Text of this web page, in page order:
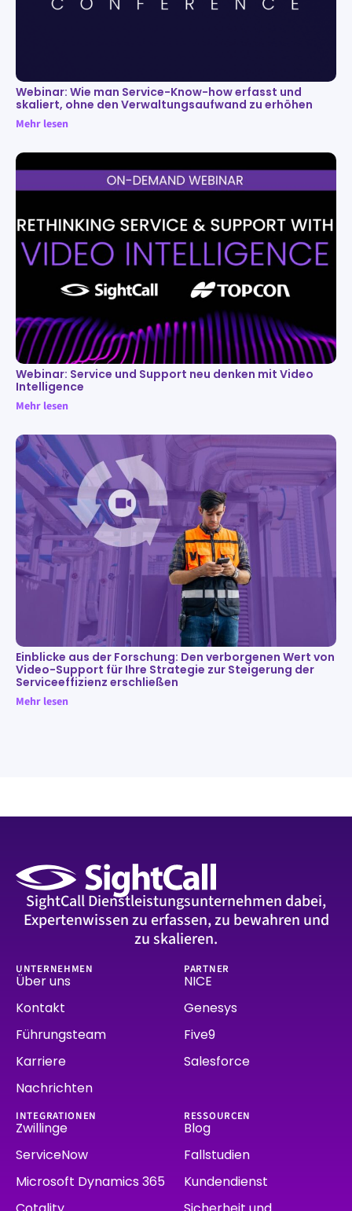
Webinar: Wie man Service-Know-how erfasst und
skaliert, ohne den Verwaltungsaufwand zu erhöhen
Mehr lesen
Webinar: Service und Support neu denken mit Video
Intelligence
Mehr lesen
Einblicke aus der Forschung: Den verborgenen Wert von
Video-Support für Ihre Strategie zur Steigerung der
Serviceeffizienz erschließen
Mehr lesen
SightCall Dienstleistungsunternehmen dabei,
Expertenwissen zu erfassen, zu bewahren und
zu skalieren.
UNTERNEHMEN
Über uns
Kontakt
Führungsteam
Karriere
Nachrichten
PARTNER
NICE
Genesys
Five9
Salesforce
INTEGRATIONEN
Zwillinge
ServiceNow
Microsoft Dynamics 365
RESSOURCEN
Blog
Fallstudien
Kundendienst